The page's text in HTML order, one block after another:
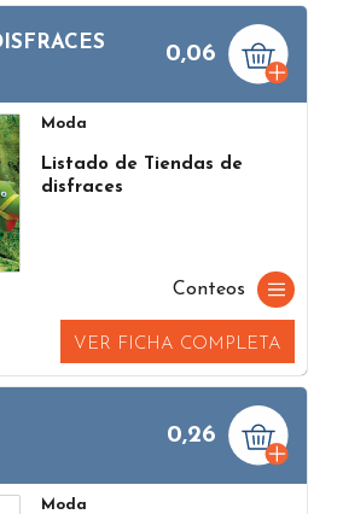
0,06
Moda
Listado de Tiendas de
disfraces
Conteos
VER FICHA COMPLETA
0,26
Moda